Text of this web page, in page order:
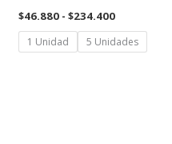
$46.880 - $234.400Rango
precios:
desde
1 Unidad 5 Unidades